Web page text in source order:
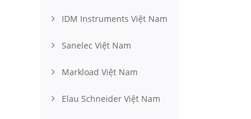
IDM Instruments Việt Nam
Sanelec Việt Nam
Markload Việt Nam
Elau Schneider Việt Nam